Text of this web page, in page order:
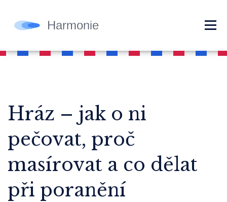
Hráz – jak o ni
pečovat, proč
masírovat a co dělat
při poranění